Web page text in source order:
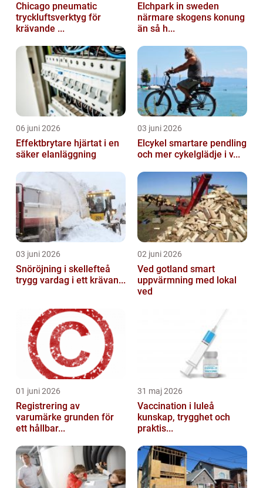
Chicago pneumatic
tryckluftsverktyg för
krävande ...
Elchpark in sweden
närmare skogens konung
än så h...
06 juni 2026
Effektbrytare hjärtat i en
säker elanläggning
03 juni 2026
Elcykel smartare pendling
och mer cykelglädje i v...
03 juni 2026
Snöröjning i skellefteå
trygg vardag i ett krävan...
02 juni 2026
Ved gotland smart
uppvärmning med lokal
ved
01 juni 2026
Registrering av
varumärke grunden för
ett hållbar...
31 maj 2026
Vaccination i luleå
kunskap, trygghet och
praktis...